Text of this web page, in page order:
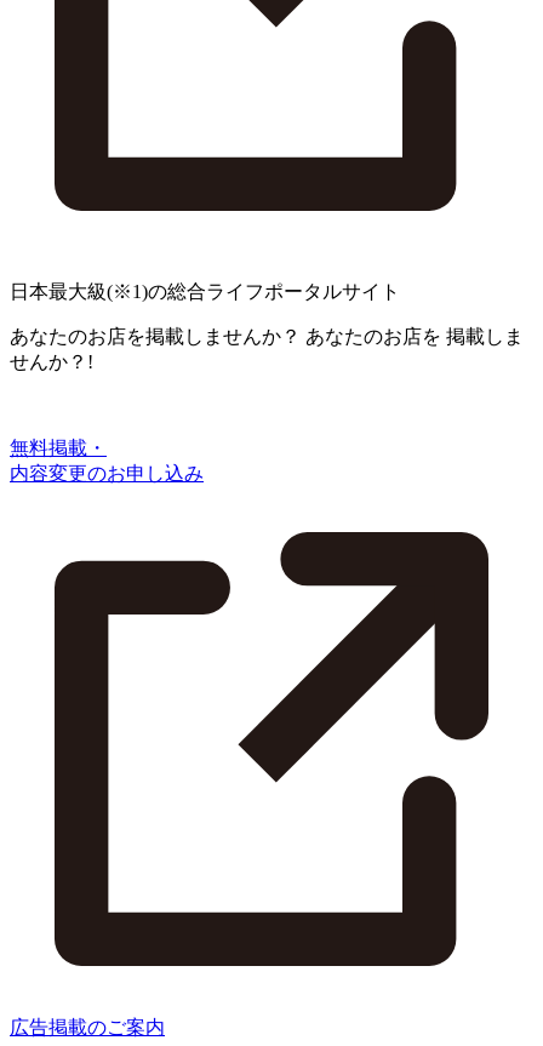
日本最大級(※1)の総合ライフポータルサイト
あなたのお店を掲載しませんか？ あなたのお店を 掲載しま
せんか？!
無料掲載・
内容変更のお申し込み
広告掲載のご案内